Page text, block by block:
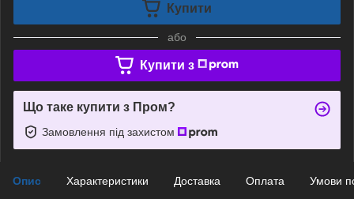
Купити
або
Купити з
Що таке купити з Пром?
Замовлення під захистом
Опис Характеристики Доставка Оплата Умови